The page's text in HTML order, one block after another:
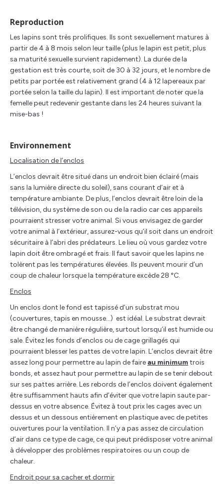
Reproduction
Les lapins sont très prolifiques. Ils sont sexuellement matures à
partir de 4 à 8 mois selon leur taille (plus le lapin est petit, plus
sa maturité sexuelle survient rapidement). La durée de la
gestation est très courte, soit de 30 à 32 jours, et le nombre de
petits par portée est relativement grand (4 à 12 lapereaux par
portée selon la taille du lapin). Il est important de noter que la
femelle peut redevenir gestante dans les 24 heures suivant la
mise-bas !
Environnement
Localisation de l’enclos
L’enclos devrait être situé dans un endroit bien éclairé (mais
sans la lumière directe du soleil), sans courant d’air et à
température ambiante. De plus, l’enclos devrait être loin de la
télévision, du système de son ou de la radio car ces appareils
pourraient stresser votre animal. Si vous envisagez de garder
votre animal à l’extérieur, assurez-vous qu’il soit dans un endroit
sécuritaire à l’abri des prédateurs. Le lieu où vous gardez votre
lapin doit être ombragé et frais. Il faut savoir que les lapins ne
tolèrent pas les températures élevées. Ils peuvent mourir d’un
coup de chaleur lorsque la température excède 28 °C.
Enclos
Un enclos dont le fond est tapissé d’un substrat mou
(couvertures, tapis en mousse…) est idéal. Le substrat devrait
être changé de manière régulière, surtout lorsqu’il est humide ou
sale. Évitez les fonds d’enclos ou de cage grillagés qui
pourraient blesser les pattes de votre lapin. L’enclos devrait être
assez long pour permettre au lapin de faire au minimum trois
bonds, et assez haut pour permettre au lapin de se tenir debout
sur ses pattes arrière. Les rebords de l’enclos doivent également
être suffisamment hauts afin d’éviter que votre lapin saute par-
dessus en votre absence. Évitez à tout prix les cages avec un
dessus et un dessous entièrement en plastique avec de petites
ouvertures pour la ventilation. Il n’y a pas assez de circulation
d’air dans ce type de cage, ce qui peut prédisposer votre animal
à développer des problèmes respiratoires ou un coup de
chaleur.
Endroit pour sa cacher et dormir